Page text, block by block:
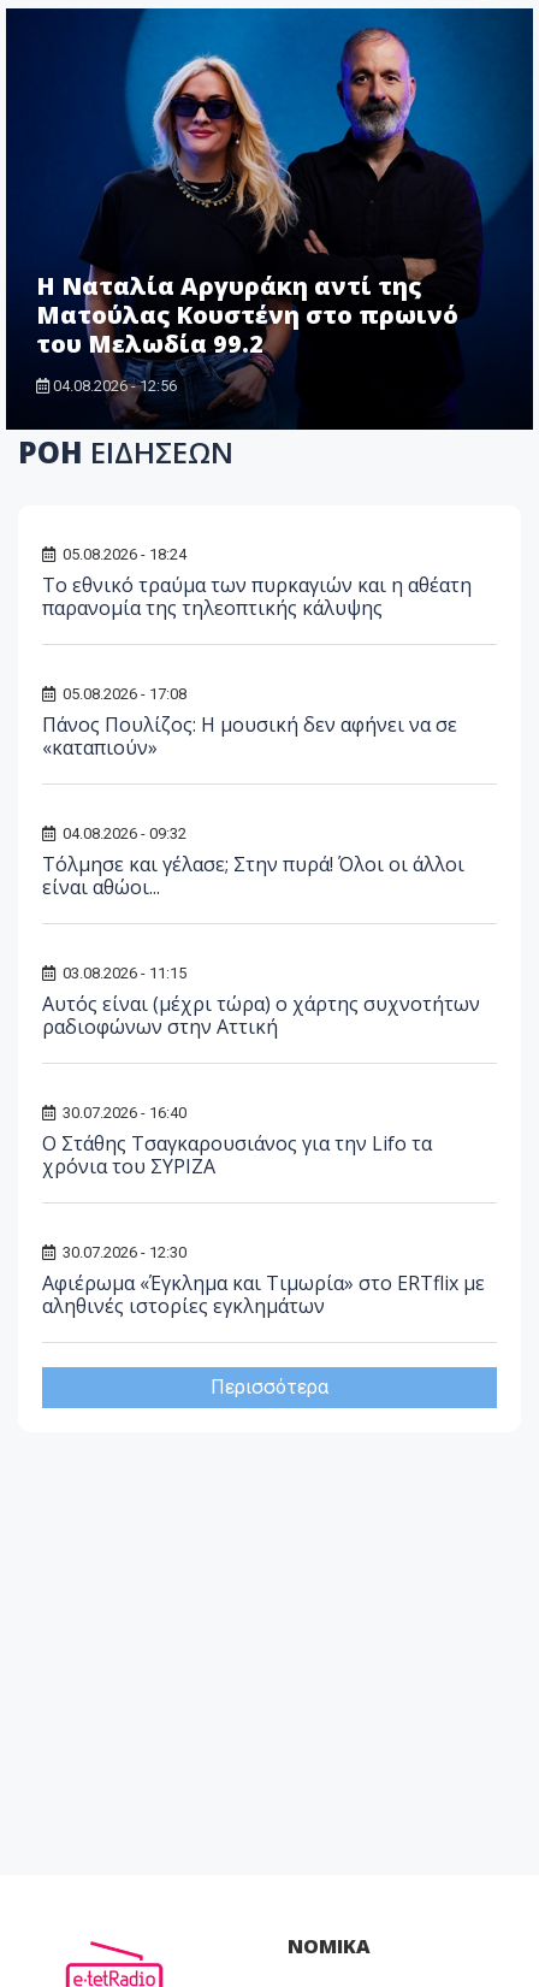
Η Ναταλία Αργυράκη αντί της
Ματούλας Κουστένη στο πρωινό
του Μελωδία 99.2
04.08.2026 - 12:56
ΡΟΗ ΕΙΔΗΣΕΩΝ
05.08.2026 - 18:24
Το εθνικό τραύμα των πυρκαγιών και η αθέατη
παρανομία της τηλεοπτικής κάλυψης
05.08.2026 - 17:08
Πάνος Πουλίζος: Η μουσική δεν αφήνει να σε
«καταπιούν»
04.08.2026 - 09:32
Τόλμησε και γέλασε; Στην πυρά! Όλοι οι άλλοι
είναι αθώοι...
03.08.2026 - 11:15
Αυτός είναι (μέχρι τώρα) ο χάρτης συχνοτήτων
ραδιοφώνων στην Αττική
30.07.2026 - 16:40
Ο Στάθης Τσαγκαρουσιάνος για την Lifo τα
χρόνια του ΣΥΡΙΖΑ
30.07.2026 - 12:30
Αφιέρωμα «Έγκλημα και Τιμωρία» στο ERTflix με
αληθινές ιστορίες εγκλημάτων
Περισσότερα
ΝΟΜΙΚΑ